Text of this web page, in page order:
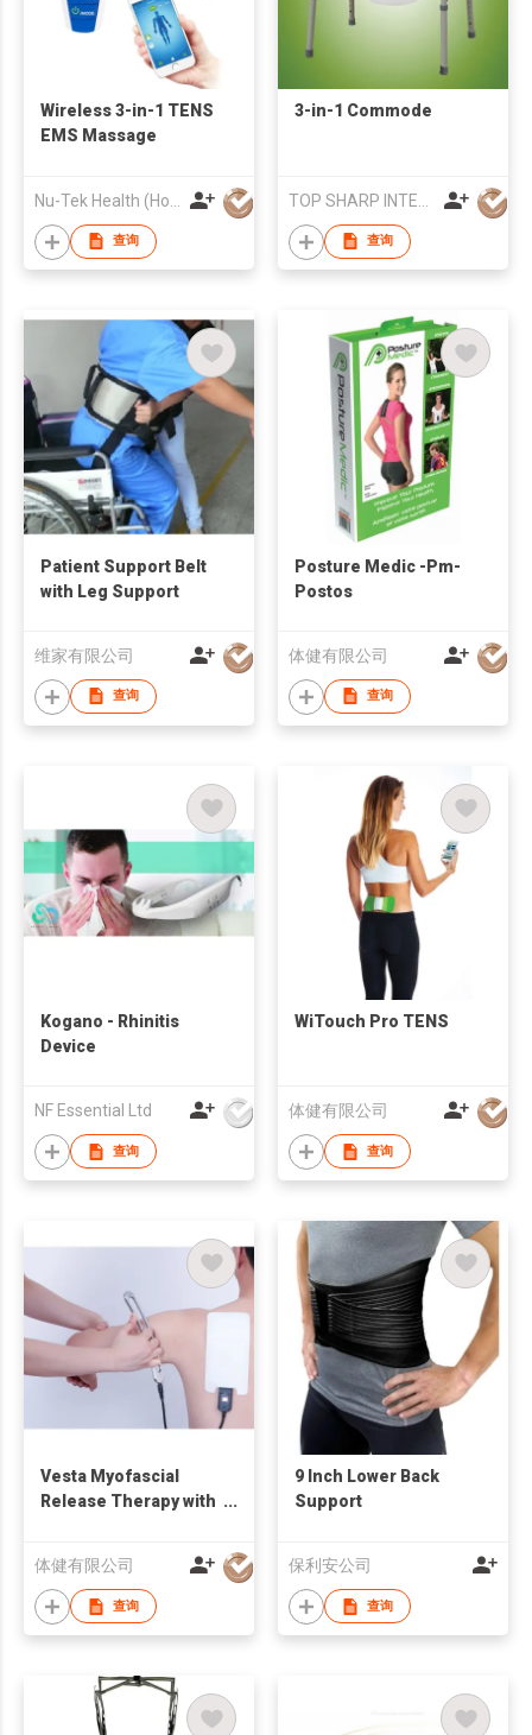
Wireless 3-in-1 TENS
EMS Massage
查询
3-in-1 Commode
查询
Patient Support Belt
with Leg Support
维家有限公司
查询
Posture Medic -Pm-
Postos
体健有限公司
查询
Kogano - Rhinitis
Device
NF Essential Ltd
查询
WiTouch Pro TENS
体健有限公司
查询
Vesta Myofascial
Release Therapy with
体健有限公司
查询
9 Inch Lower Back
Support
保利安公司
查询